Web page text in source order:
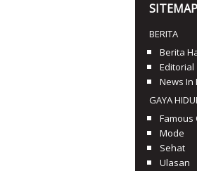
SITEMAP
BERITA
Berita
Editorial
News In
GAYA
Famous
Mode
Sehat
Ulasan